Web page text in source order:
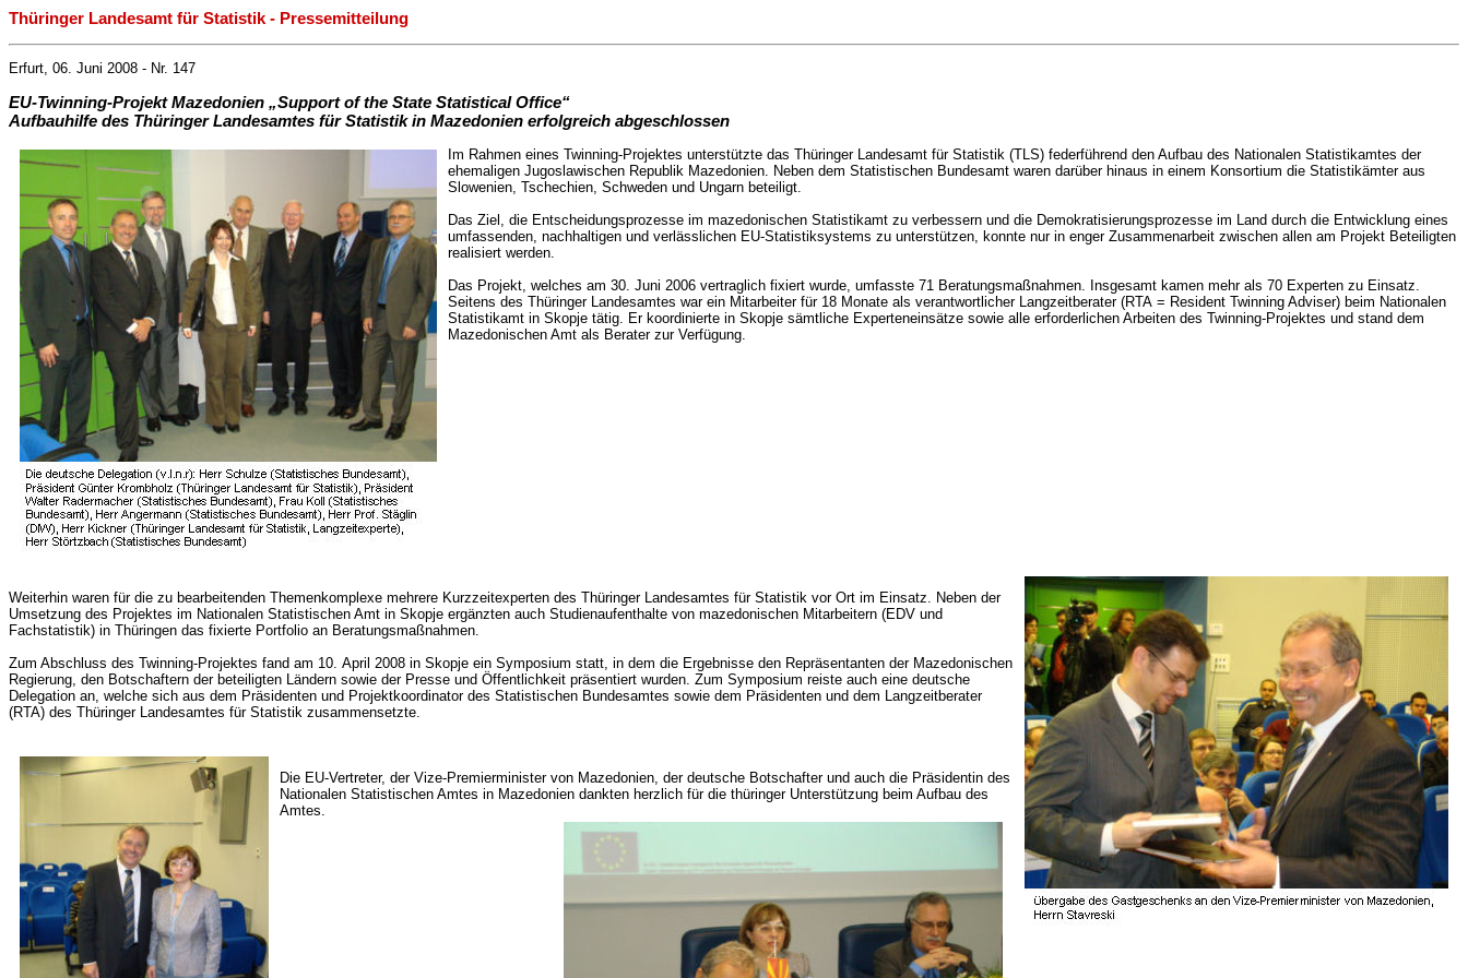
Thüringer Landesamt für Statistik - Pressemitteilung
Erfurt, 06. Juni 2008 - Nr. 147
EU-Twinning-Projekt Mazedonien „Support of the State Statistical Office“
Aufbauhilfe des Thüringer Landesamtes für Statistik in Mazedonien erfolgreich abgeschlossen
Im Rahmen eines Twinning-Projektes unterstützte das Thüringer Landesamt für Statistik (TLS) federführend den Aufbau des Nationalen Statistikamtes der
ehemaligen Jugoslawischen Republik Mazedonien. Neben dem Statistischen Bundesamt waren darüber hinaus in einem Konsortium die Statistikämter aus
Slowenien, Tschechien, Schweden und Ungarn beteiligt.
Das Ziel, die Entscheidungsprozesse im mazedonischen Statistikamt zu verbessern und die Demokratisierungsprozesse im Land durch die Entwicklung eines
umfassenden, nachhaltigen und verlässlichen EU-Statistiksystems zu unterstützen, konnte nur in enger Zusammenarbeit zwischen allen am Projekt Beteiligten
realisiert werden.
Das Projekt, welches am 30. Juni 2006 vertraglich fixiert wurde, umfasste 71 Beratungsmaßnahmen. Insgesamt kamen mehr als 70 Experten zu Einsatz.
Seitens des Thüringer Landesamtes war ein Mitarbeiter für 18 Monate als verantwortlicher Langzeitberater (RTA = Resident Twinning Adviser) beim Nationalen
Statistikamt in Skopje tätig. Er koordinierte in Skopje sämtliche Experteneinsätze sowie alle erforderlichen Arbeiten des Twinning-Projektes und stand dem
Mazedonischen Amt als Berater zur Verfügung.
Weiterhin waren für die zu bearbeitenden Themenkomplexe mehrere Kurzzeitexperten des Thüringer Landesamtes für Statistik vor Ort im Einsatz. Neben der
Umsetzung des Projektes im Nationalen Statistischen Amt in Skopje ergänzten auch Studienaufenthalte von mazedonischen Mitarbeitern (EDV und
Fachstatistik) in Thüringen das fixierte Portfolio an Beratungsmaßnahmen.
Zum Abschluss des Twinning-Projektes fand am 10. April 2008 in Skopje ein Symposium statt, in dem die Ergebnisse den Repräsentanten der Mazedonischen
Regierung, den Botschaftern der beteiligten Ländern sowie der Presse und Öffentlichkeit präsentiert wurden. Zum Symposium reiste auch eine deutsche
Delegation an, welche sich aus dem Präsidenten und Projektkoordinator des Statistischen Bundesamtes sowie dem Präsidenten und dem Langzeitberater
(RTA) des Thüringer Landesamtes für Statistik zusammensetzte.
Die EU-Vertreter, der Vize-Premierminister von Mazedonien, der deutsche Botschafter und auch die Präsidentin des
Nationalen Statistischen Amtes in Mazedonien dankten herzlich für die thüringer Unterstützung beim Aufbau des
Amtes.